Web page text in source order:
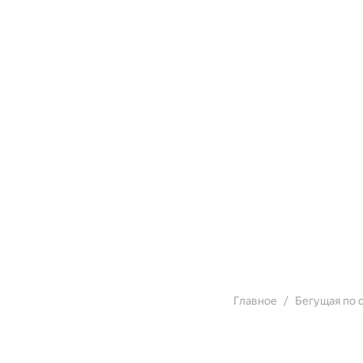
Главное Бегущая по